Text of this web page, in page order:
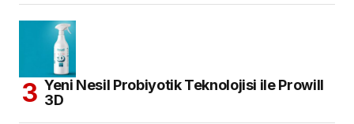
Yeni Nesil Probiyotik Teknolojisi ile Prowill
3D